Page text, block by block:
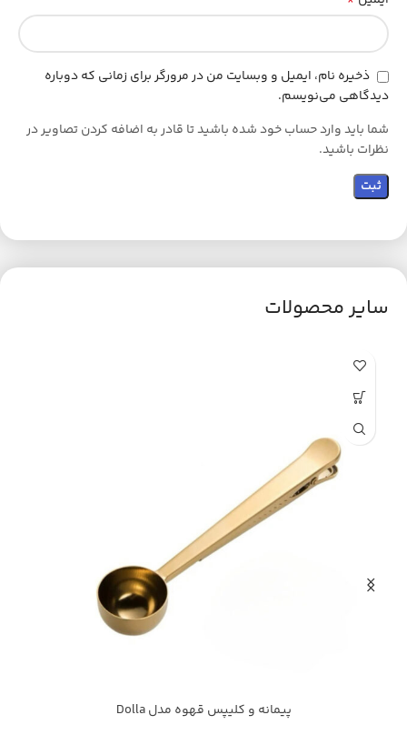
ذخیره نام، ایمیل و وبسایت من در مرورگر برای زمانی که دوباره
دیدگاهی می‌نویسم.
شما باید وارد حساب خود شده باشید تا قادر به اضافه کردن تصاویر در
نظرات باشید.
سایر محصولات
استیل طلایی طلایی براق کروم
پیمانه و کلیپس قهوه مدل Dolla